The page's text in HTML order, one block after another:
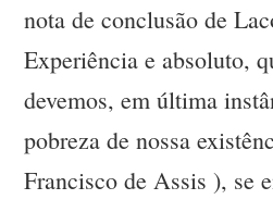
nota de conclusão de
Experiência e absoluto,
devemos, em última
pobreza de nossa
Francisco de Assis ), se